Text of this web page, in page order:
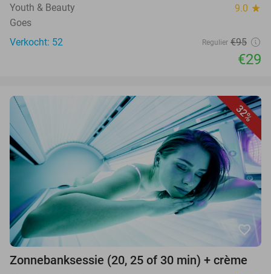
Youth & Beauty 9.0 star
Goes
Verkocht: 52
Regulier €95
€29
32%
favorite_border
Zonnebanksessie (20, 25 of 30 min) + crème